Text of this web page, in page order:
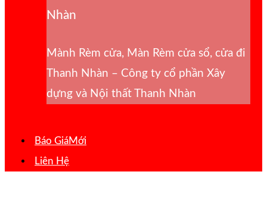
Nhàn
Mành Rèm cửa, Màn Rèm cửa sổ, cửa đi
Thanh Nhàn – Công ty cổ phần Xây
dựng và Nội thất Thanh Nhàn
Báo Giá
Liên Hệ